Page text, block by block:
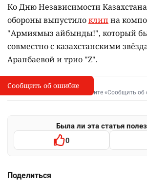
Ко Дню Независимости
обороны выпустилоклип на
"Армиямыз айбынды!", который
совместно с казахстанскими
Арапбаевой и трио "Z".
I
Сообщить об опечатке
Выделите фрагмент и нажмите «Сообщить об
Была ли эта статья
0
Поделиться
Сообщить об ошибке